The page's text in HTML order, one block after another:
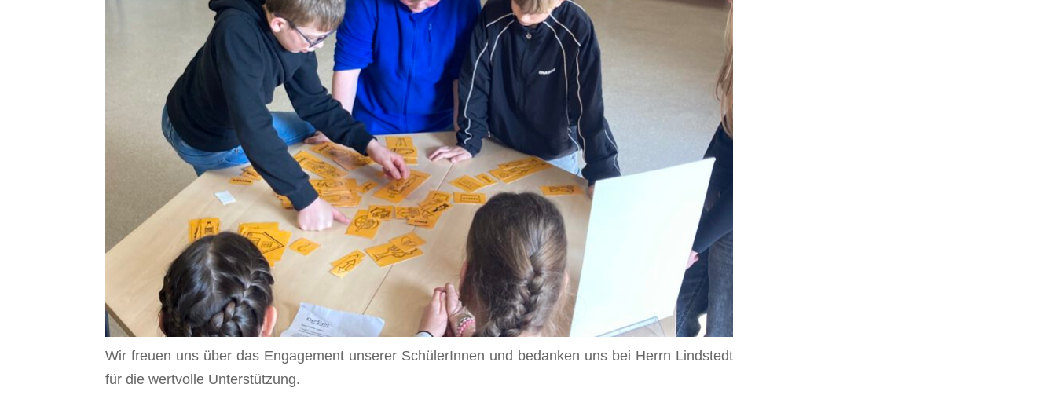
Wir freuen uns über das Engagement unserer SchülerInnen und bedanken uns bei Herrn Lindstedt
für die wertvolle Unterstützung.